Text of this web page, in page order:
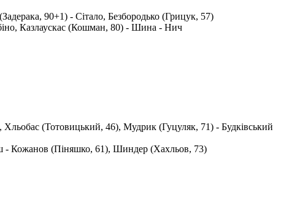
90+1) - Сітало, Безбородько (Грицук, 57)
Казлаускас (Кошман, 80) - Шина - Нич
(Тотовицький, 46), Мудрик (Гуцуляк, 71) - Будківський
- Кожанов (Піняшко, 61), Шиндер (Хахльов, 73)